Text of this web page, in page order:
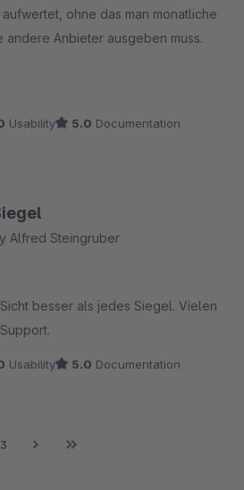
ohne das man monatliche
Anbieter ausgeben muss.
ist der Support, der sehr
Für mich eine absolute
von millenworld.de
ähnlich wie beim Artikelslider in
mir der Support aber bereits eine
Usability 5.0 Documentation
Alfred Steingruber
besser als jedes Siegel. Vielen
Usability 5.0 Documentation
Page
3